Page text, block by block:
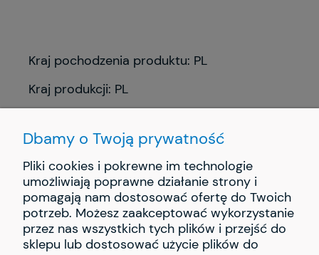
Kraj pochodzenia produktu: PL
Kraj produkcji: PL
INFORMACJE
PŁATNOŚCI I DOSTAWA
Dbamy o Twoją prywatność
Pliki cookies i pokrewne im technologie
umożliwiają poprawne działanie strony i
pomagają nam dostosować ofertę do Twoich
potrzeb. Możesz zaakceptować wykorzystanie
przez nas wszystkich tych plików i przejść do
sklepu lub dostosować użycie plików do